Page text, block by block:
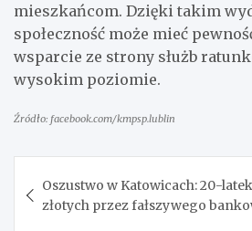
mieszkańcom. Dzięki takim
społeczność może mieć
wsparcie ze strony służb
wysokim poziomie.
Źródło: facebook.com/kmpsp.lublin
wpisu
Oszustwo w Katowicach: 20-
złotych przez fałszywego